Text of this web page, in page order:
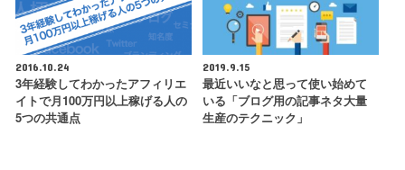
2016.10.24
3年経験してわかったアフィリエ
イトで月100万円以上稼げる人の
5つの共通点
2019.9.15
最近いいなと思って使い始めて
いる「ブログ用の記事ネタ大量
生産のテクニック」